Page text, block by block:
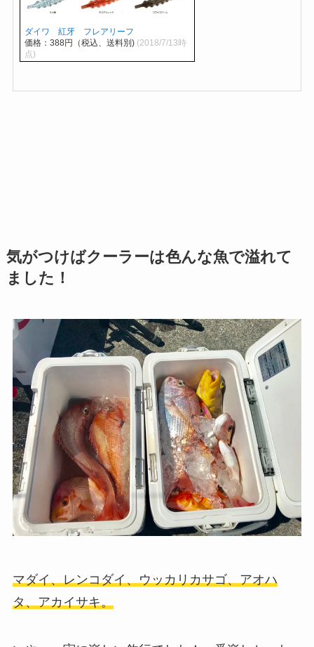
ダイワ 紅牙 フレアリーフ
価格：388円（税込、送料別) (2018/7/13時
点)
気がつけばクーラーは色んな魚で溢れて
ました！
マダイ、レンコダイ、ウッカリカサゴ、アオハ
タ、アカイサキ。